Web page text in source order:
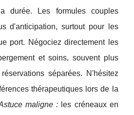
durée. Les formules couples
d'anticipation, surtout pour les
port. Négociez directement les
et soins, souvent plus
séparées. N'hésitez
thérapeutiques lors de la
maligne : les créneaux en